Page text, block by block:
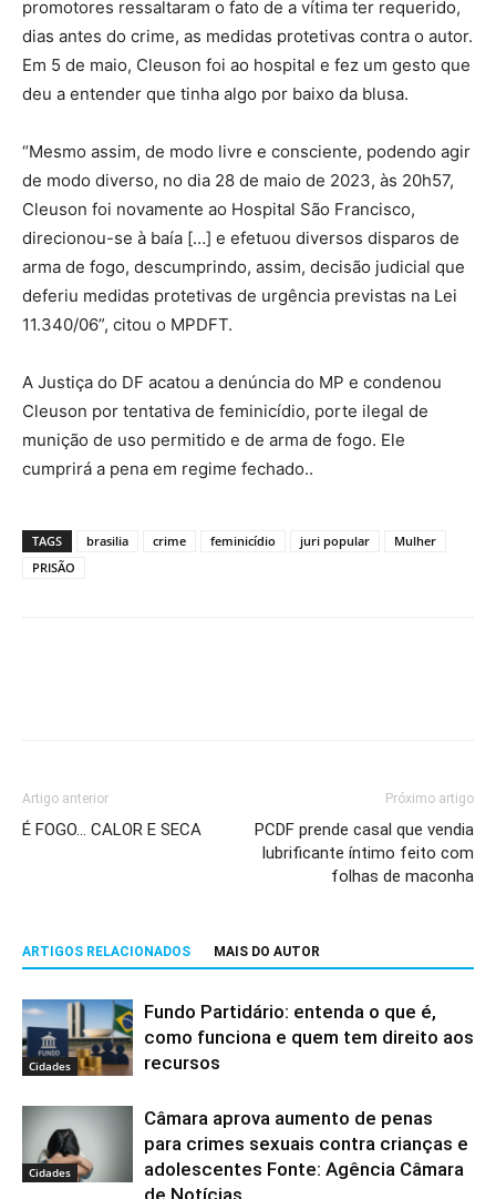
promotores ressaltaram o fato de a vítima ter requerido,
dias antes do crime, as medidas protetivas contra o autor.
Em 5 de maio, Cleuson foi ao hospital e fez um gesto que
deu a entender que tinha algo por baixo da blusa.
“Mesmo assim, de modo livre e consciente, podendo agir
de modo diverso, no dia 28 de maio de 2023, às 20h57,
Cleuson foi novamente ao Hospital São Francisco,
direcionou-se à baía […] e efetuou diversos disparos de
arma de fogo, descumprindo, assim, decisão judicial que
deferiu medidas protetivas de urgência previstas na Lei
11.340/06”, citou o MPDFT.
A Justiça do DF acatou a denúncia do MP e condenou
Cleuson por tentativa de feminicídio, porte ilegal de
munição de uso permitido e de arma de fogo. Ele
cumprirá a pena em regime fechado..
TAGS brasilia crime feminicídio juri popular
Mulher
PRISÃO
Artigo anterior
É FOGO… CALOR E SECA
Próximo artigo
PCDF prende casal que vendia
lubrificante íntimo feito com
folhas de maconha
ARTIGOS RELACIONADOS MAIS DO AUTOR
Cidades
Fundo Partidário: entenda o que é,
como funciona e quem tem direito aos
recursos
Cidades
Câmara aprova aumento de penas
para crimes sexuais contra crianças e
adolescentes Fonte: Agência Câmara
de Notícias